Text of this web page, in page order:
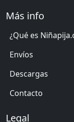
Más info
¿Qué es
Envíos
Descargas
Contacto
Legal